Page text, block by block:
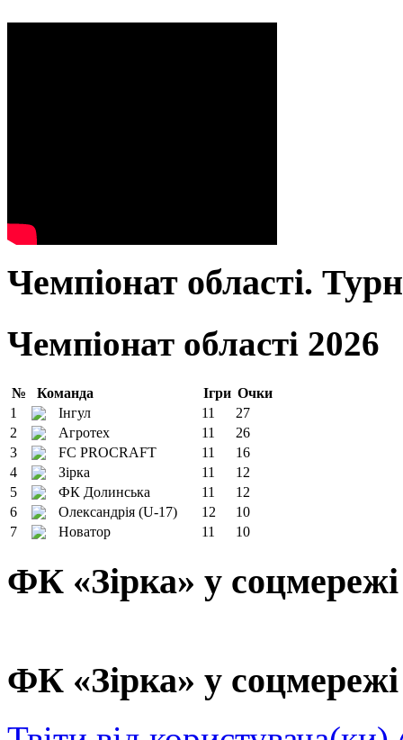
Чемпіонат області.
Чемпіонат області 2026
№ Команда Ігри Очки
1
Інгул 11
27
2
Агротех 11
26
3
FC PROCRAFT 11
16
4
Зірка 11
12
5
ФК Долинська 11
12
6
Олександрія (U-17) 12
10
7
Новатор 11 10
ФК «Зірка» у
ФК «Зірка» у